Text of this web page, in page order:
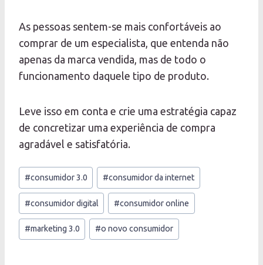
As pessoas sentem-se mais confortáveis ao
comprar de um especialista, que entenda não
apenas da marca vendida, mas de todo o
funcionamento daquele tipo de produto.
Leve isso em conta e crie uma estratégia capaz
de concretizar uma experiência de compra
agradável e satisfatória.
Tags
do
Post:
#consumidor 3.0 #consumidor da internet
#consumidor digital #consumidor online
#marketing 3.0 #o novo consumidor